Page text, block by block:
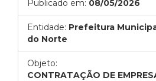
Publicado em: 08/05/2026
Entidade: Prefeitura
do Norte
Objeto:
CONTRATAÇÃO DE